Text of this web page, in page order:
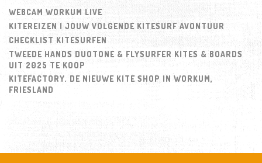
WEBCAM WORKUM LIVE
KITEREIZEN | JOUW VOLGENDE KITESURF AVONTUUR
CHECKLIST KITESURFEN
TWEEDE HANDS DUOTONE & FLYSURFER KITES & BOARDS
UIT 2025 TE KOOP
KITEFACTORY. DE NIEUWE KITE SHOP IN WORKUM,
FRIESLAND